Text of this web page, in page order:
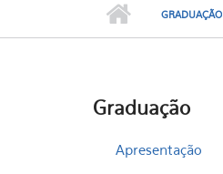
GRADUAÇÃO
Graduação
Apresentação